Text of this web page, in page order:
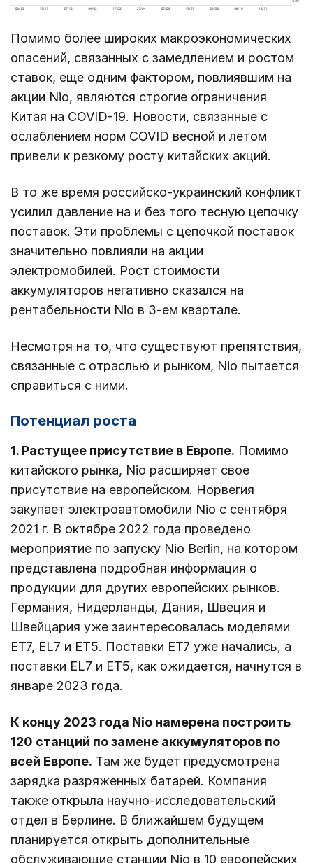
Помимо более широких макроэкономических
опасений, связанных с замедлением и ростом
ставок, еще одним фактором, повлиявшим на
акции Nio, являются строгие ограничения
Китая на COVID-19. Новости, связанные с
ослаблением норм COVID весной и летом
привели к резкому росту китайских акций.
В то же время российско-украинский конфликт
усилил давление на и без того тесную цепочку
поставок. Эти проблемы с цепочкой поставок
значительно повлияли на акции
электромобилей. Рост стоимости
аккумуляторов негативно сказался на
рентабельности Nio в 3-ем квартале.
Несмотря на то, что существуют препятствия,
связанные с отраслью и рынком, Nio пытается
справиться с ними.
Потенциал роста
1. Растущее присутствие в Европе. Помимо
китайского рынка, Nio расширяет свое
присутствие на европейском. Норвегия
закупает электроавтомобили Nio с сентября
2021 г. В октябре 2022 года проведено
мероприятие по запуску Nio Berlin, на котором
представлена подробная информация о
продукции для других европейских рынков.
Германия, Нидерланды, Дания, Швеция и
Швейцария уже заинтересовалась моделями
ET7, EL7 и ET5. Поставки ET7 уже начались, а
поставки EL7 и ET5, как ожидается, начнутся в
январе 2023 года.
К концу 2023 года Nio намерена построить
120 станций по замене аккумуляторов по
всей Европе. Там же будет предусмотрена
зарядка разряженных батарей. Компания
также открыла научно-исследовательский
отдел в Берлине. В ближайшем будущем
планируется открыть дополнительные
обслуживающие станции Nio в 10 европейских